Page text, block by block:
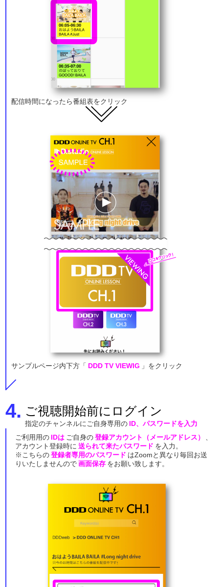
配信時間になったら番組表をクリック
サンプルページ内下方 「 DDD TV VIEWIG 」をクリック
4. ご視聴開始前にログイン
指定のチャンネルにご自身専用の ID、パスワードを入力
ご利用用の IDは ご自身の 登録アカウント（メールアドレス）
アカウント登録時に 送られて来たパスワード を入力。
※こちらの登録者専用のパスワード はZoomと異なり毎回お送
りいたしませんので画面保存 をお願い致します。